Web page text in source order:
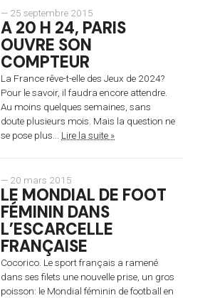
— 25 septembre 2015
A 20 H 24, PARIS
OUVRE SON
COMPTEUR
La France rêve-t-elle des Jeux de 2024?
Pour le savoir, il faudra encore attendre.
Au moins quelques semaines, sans
doute plusieurs mois. Mais la question ne
se pose plus... Lire la suite »
— 20 mars 2015
LE MONDIAL DE FOOT
FÉMININ DANS
L’ESCARCELLE
FRANÇAISE
Cocorico. Le sport français a ramené
dans ses filets une nouvelle prise, un gros
poisson: le Mondial féminin de football en